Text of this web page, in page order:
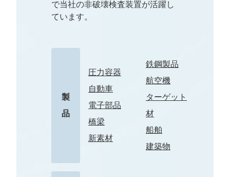
で当社の非破壊検査装置が活躍し
ています。
製
品
圧力容器
自動車
電子部品
橋梁
新素材
鉄鋼製品
航空機
ターゲット
材
船舶
建築物